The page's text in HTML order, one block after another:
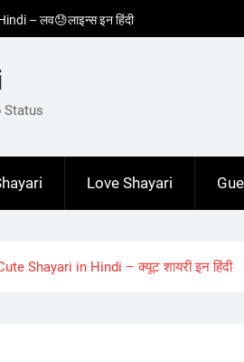
– लव😓लाइन्स इन हिंदी
– रोमांटिक लव😽स्टेटस
Hindi – १ लाइन☝️शायरी इन
Status
Love Shayari
Shayari in Hindi – क्यूट शायरी इन हिंदी